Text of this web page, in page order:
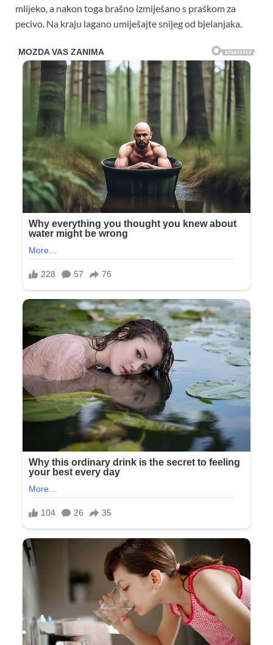
mlijeko, a nakon toga brašno izmiješano s praškom za
pecivo. Na kraju lagano umiješajte snijeg od bjelanjaka.